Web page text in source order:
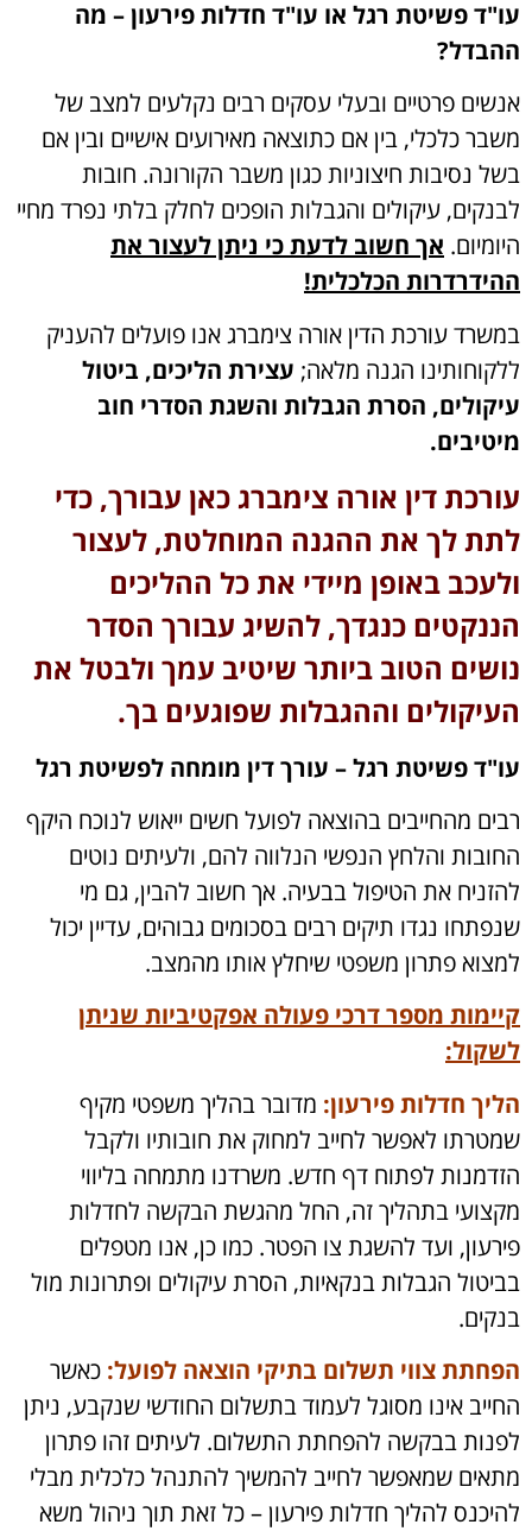
עו"ד פשיטת רגל או עו"ד חדלות פירעון – מה
ההבדל?
אנשים פרטיים ובעלי עסקים רבים נקלעים למצב של
משבר כלכלי, בין אם כתוצאה מאירועים אישיים ובין אם
בשל נסיבות חיצוניות כגון משבר הקורונה. חובות
לבנקים, עיקולים והגבלות הופכים לחלק בלתי נפרד מחיי
היומיום. אך חשוב לדעת כי ניתן לעצור את
ההידרדרות הכלכלית!
במשרד עורכת הדין אורה צימברג אנו פועלים להעניק
ללקוחותינו הגנה מלאה; עצירת הליכים, ביטול
עיקולים, הסרת הגבלות והשגת הסדרי חוב
מיטיבים.
עורכת דין אורה צימברג כאן עבורך, כדי
לתת לך את ההגנה המוחלטת, לעצור
ולעכב באופן מיידי את כל ההליכים
הננקטים כנגדך, להשיג עבורך הסדר
נושים הטוב ביותר שיטיב עמך ולבטל את
העיקולים וההגבלות שפוגעים בך.
עו"ד פשיטת רגל – עורך דין מומחה לפשיטת רגל
רבים מהחייבים בהוצאה לפועל חשים ייאוש לנוכח היקף
החובות והלחץ הנפשי הנלווה להם, ולעיתים נוטים
להזניח את הטיפול בבעיה. אך חשוב להבין, גם מי
שנפתחו נגדו תיקים רבים בסכומים גבוהים, עדיין יכול
למצוא פתרון משפטי שיחלץ אותו מהמצב.
קיימות מספר דרכי פעולה אפקטיביות שניתן
לשקול:
הליך חדלות פירעון: מדובר בהליך משפטי מקיף
שמטרתו לאפשר לחייב למחוק את חובותיו ולקבל
הזדמנות לפתוח דף חדש. משרדנו מתמחה בליווי
מקצועי בתהליך זה, החל מהגשת הבקשה לחדלות
פירעון, ועד להשגת צו הפטר. כמו כן, אנו מטפלים
בביטול הגבלות בנקאיות, הסרת עיקולים ופתרונות מול
בנקים.
הפחתת צווי תשלום בתיקי הוצאה לפועל: כאשר
החייב אינו מסוגל לעמוד בתשלום החודשי שנקבע, ניתן
לפנות בבקשה להפחתת התשלום. לעיתים זהו פתרון
מתאים שמאפשר לחייב להמשיך להתנהל כלכלית מבלי
להיכנס להליך חדלות פירעון – כל זאת תוך ניהול משא